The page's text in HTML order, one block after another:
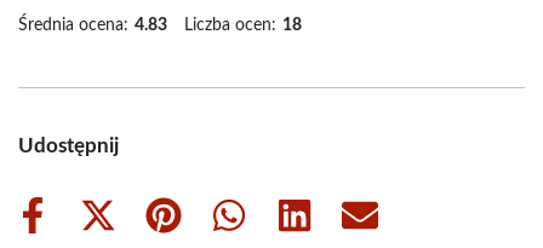
Średnia ocena: 4.83 Liczba ocen: 18
Udostępnij
Share
Share
Share
Share
Share
Share